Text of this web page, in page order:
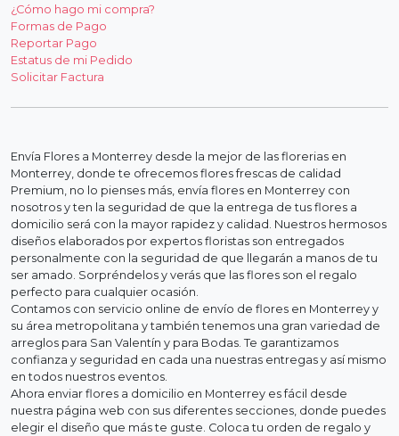
¿Cómo hago mi compra?
Formas de Pago
Reportar Pago
Estatus de mi Pedido
Solicitar Factura
Envía Flores a Monterrey desde la mejor de las florerias en
Monterrey, donde te ofrecemos flores frescas de calidad
Premium, no lo pienses más, envía flores en Monterrey con
nosotros y ten la seguridad de que la entrega de tus flores a
domicilio será con la mayor rapidez y calidad. Nuestros hermosos
diseños elaborados por expertos floristas son entregados
personalmente con la seguridad de que llegarán a manos de tu
ser amado. Sorpréndelos y verás que las flores son el regalo
perfecto para cualquier ocasión.
Contamos con servicio online de envío de flores en Monterrey y
su área metropolitana y también tenemos una gran variedad de
arreglos para San Valentín y para Bodas. Te garantizamos
confianza y seguridad en cada una nuestras entregas y así mismo
en todos nuestros eventos.
Ahora enviar flores a domicilio en Monterrey es fácil desde
nuestra página web con sus diferentes secciones, donde puedes
elegir el diseño que más te guste. Coloca tu orden de regalo y